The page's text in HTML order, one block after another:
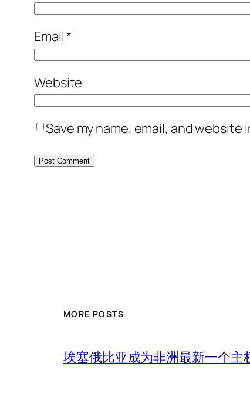
Email*
Website
Save my name, email, and
MORE POSTS
埃塞俄比亚成为非洲最新一个主